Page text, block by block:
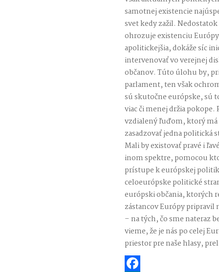
samotnej existencie
svet kedy zažil.
ohrozuje existenciu
apolitickejšia, dokáže síc
intervenovať vo verejnej
občanov. Túto úlohu by,
parlament, ten však
sú skutočne európske, sú
viac či menej držia
vzdialený ľuďom, ktorý má
zasadzovať jedna politická
Mali by existovať pravé i
inom spektre, pomocou
prístupe k európskej
celoeurópske politické
európski občania, ktorých
zástancov Európy pripravil
– na tých, čo sme nateraz
vieme, že je nás po celej
priestor pre naše hlasy,